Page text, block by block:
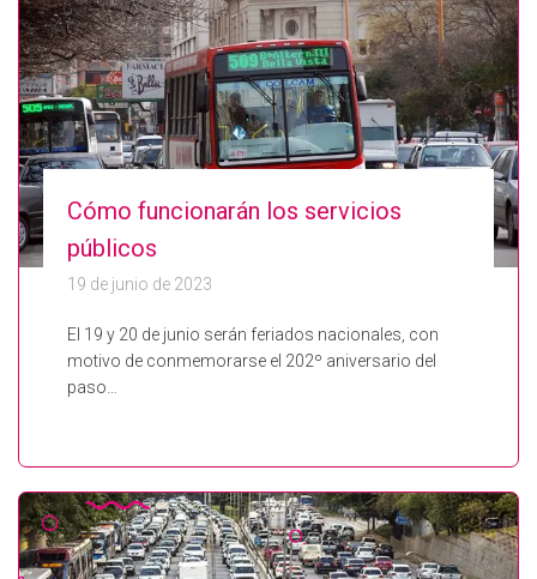
Cómo funcionarán los servicios
públicos
19 de junio de 2023
El 19 y 20 de junio serán feriados nacionales, con
motivo de conmemorarse el 202º aniversario del
paso…